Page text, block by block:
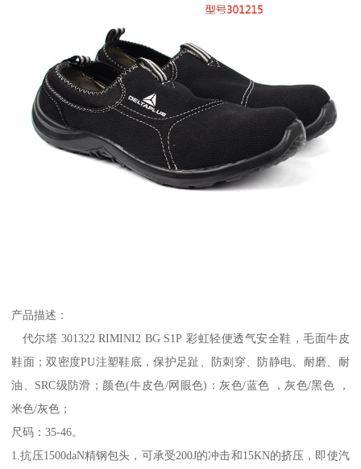
产品描述：
代尔塔 301322 RIMINI2 BG S1P 彩虹轻便透气安全鞋，毛面牛皮
鞋面；双密度PU注塑鞋底，保护足趾、防刺穿、防静电、耐磨、耐
油、SRC级防滑；颜色(牛皮色/网眼色)：灰色/蓝色 ，灰色/黑色 ，
米色/灰色；
尺码：35-46。
1.抗压1500daN精钢包头，可承受200J的冲击和15KN的挤压，即使汽